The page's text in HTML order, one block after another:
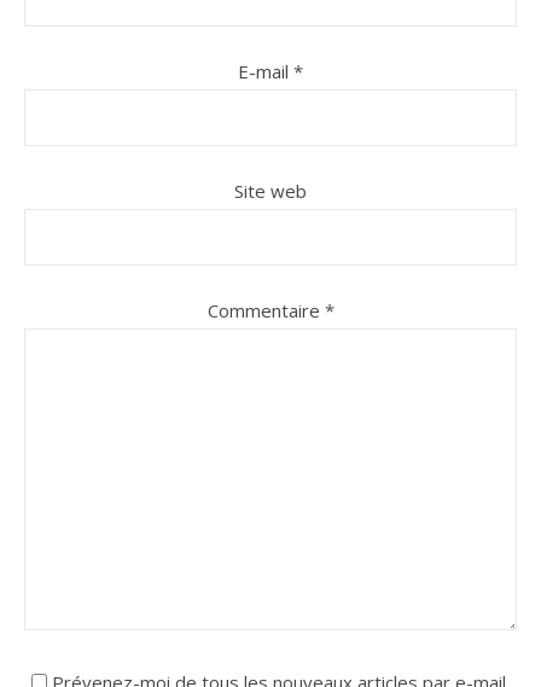
E-mail *
Site web
Commentaire *
Prévenez-moi de tous les nouveaux articles par e-mail.